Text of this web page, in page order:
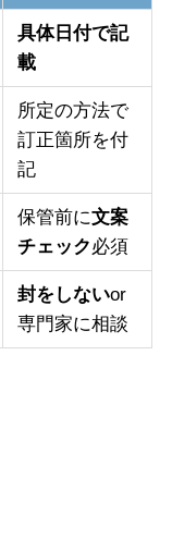
具体日付で記
載
所定の方法で
訂正箇所を付
記
保管前に文案
チェック必須
封をしないor
専門家に相談